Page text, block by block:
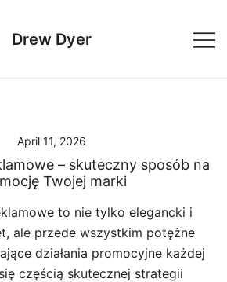
Drew Dyer
April 11, 2026
– skuteczny sposób na
Twojej marki
to nie tylko elegancki i
ale przede wszystkim potężne
działania promocyjne każdej
częścią skutecznej strategii